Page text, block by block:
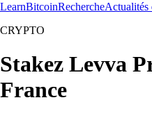
LearnBitcoinRechercheActualités
CRYPTO
Stakez Levva
France